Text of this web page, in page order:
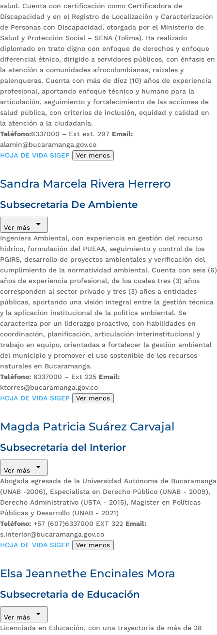
salud. Cuenta con certificación como Certificadora de
Discapacidad y en el Registro de Localización y Caracterización
de Personas con Discapacidad, otorgada por el Ministerio de
Salud y Protección Social – SENA (Tolima). Ha realizado
diplomado en trato digno con enfoque de derechos y enfoque
diferencial étnico, dirigido a servidores públicos, con énfasis en
la atención a comunidades afrocolombianas, raizales y
palenqueras. Cuenta con más de diez (10) años de experiencia
profesional, aportando enfoque técnico y humano para la
articulación, seguimiento y fortalecimiento de las acciones de
salud pública, con criterios de inclusión, equidad y calidad en
la atención a la ciudadanía.
Teléfono:6337000 – Ext ext. 297 Email:
alamin@bucaramanga.gov.co
HOJA DE VIDA SIGEP
Ver menos
Sandra Marcela Rivera Herrero
Subsecretaria De Ambiente
Ver más
Ingeniera Ambiental, con experiencia en gestión del recurso
hídrico, formulación del PUEAA, seguimiento y control de los
PGIRS, desarrollo de proyectos ambientales y verificación del
cumplimiento de la normatividad ambiental. Cuenta con seis (6)
años de experiencia profesional, de los cuales tres (3) años
corresponden al sector privado y tres (3) años a entidades
públicas, aportando una visión integral entre la gestión técnica
y la aplicación institucional de la política ambiental. Se
caracteriza por un liderazgo proactivo, con habilidades en
coordinación, planificación, articulación interinstitucional y
trabajo en equipo, orientadas a fortalecer la gestión ambiental
del municipio y promover el uso sostenible de los recursos
naturales en Bucaramanga.
Teléfono: 6337000 – Ext 225 Email:
ktorres@bucaramanga.gov.co
HOJA DE VIDA SIGEP
Ver menos
Magda Patricia Suárez Carvajal
Subsecretaria del Interior
Ver más
Abogada egresada de la Universidad Autónoma de Bucaramanga
(UNAB -2006), Especialista en Derecho Público (UNAB - 2009),
Derecho Administrativo (USTA - 2015), Magister en Políticas
Públicas y Desarrollo (UNAB - 2021)
Teléfono: +57 (607)6337000 EXT 322 Email:
s.interior@bucaramanga.gov.co
HOJA DE VIDA SIGEP
Ver menos
Elsa Jeannethe Encinales Mora
Subsecretaria de Educación
Ver más
Licenciada en Educación, con una trayectoria de más de 28